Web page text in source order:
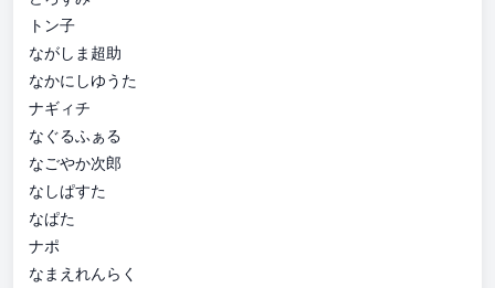
トン子
ながしま超助
なかにしゆうた
ナギィチ
なぐるふぁる
なごやか次郎
なしぱすた
なぱた
ナポ
なまえれんらく